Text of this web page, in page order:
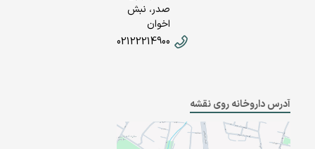
صدر، نبش
اخوان
02122214900
آدرس داروخانه روی نقشه